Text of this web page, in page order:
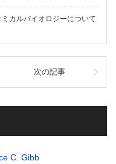
カルバイオロジーについて
次の記事
C. Gibb